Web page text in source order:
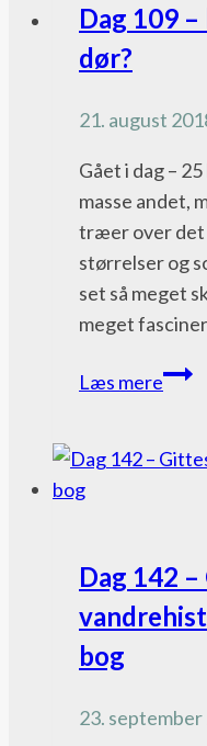
og
Pacific
Crest
Trail
Dag 109
dør?
21. august
Gået i dag –
masse andet,
træer over det
størrelser og
set så meget
meget
Læs mereDag
hvad
du
dør?
Pacific
Trail
bloggen
Dag 142
bog
23. september